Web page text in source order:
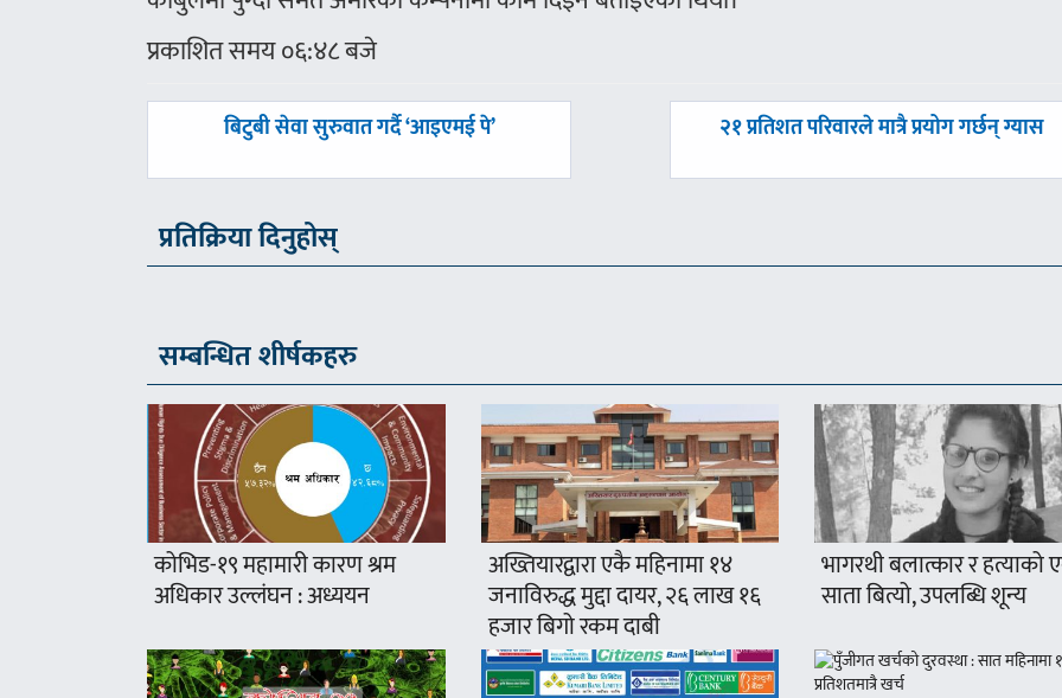
प्रकाशित समय ०६:४८ बजे
पछिल्लाे
बिटुबी सेवा सुरुवात गर्दै ‘आइएमई पे’
अघिल्लाे
२१ प्रतिशत परिवारले मात्रै प्रयोग गर्छन् ग्यास
प्रतिक्रिया दिनुहोस्
सम्बन्धित शीर्षकहरु
कोभिड-१९ महामारी कारण श्रम
अधिकार उल्लंघन : अध्ययन
अख्तियारद्वारा एकै महिनामा १४
जनाविरुद्ध मुद्दा दायर, २६ लाख १६
हजार बिगो रकम दाबी
भागरथी बलात्कार र हत्याको
साता बित्यो, उपलब्धि शून्य